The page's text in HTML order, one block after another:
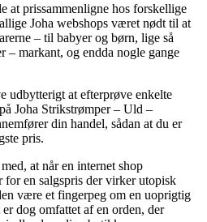
at prissammenligne hos forskellige
Joha webshops været nødt til at
– til babyer og børn, lige så
markant, og endda nogle gange
udbytterigt at efterprøve enkelte
Joha Strikstrømper – Uld –
din handel, sådan at du er
pris.
at når en internet shop
for en salgspris der virker utopisk
være et fingerpeg om en uoprigtig
dog omfattet af en orden, der